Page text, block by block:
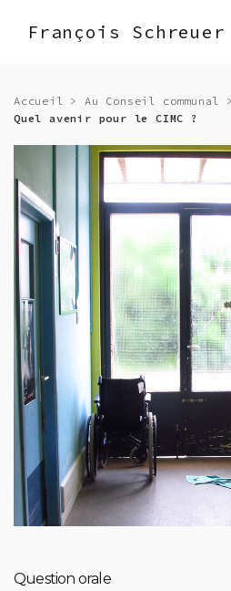
François Schreuer
Accueil >Au Conseil communal
Quel avenir pour le CIMC ?
Question orale